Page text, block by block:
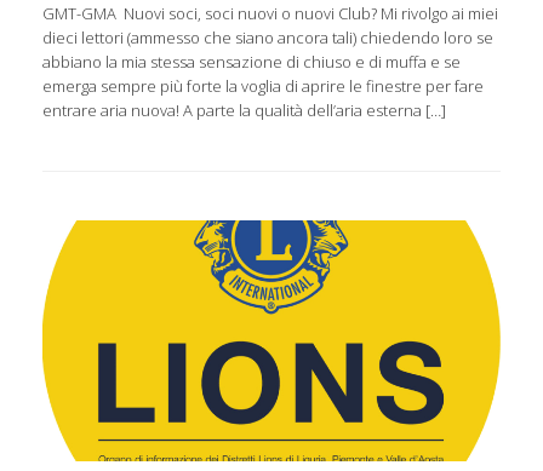
GMT-GMA Nuovi soci, soci nuovi o nuovi Club? Mi rivolgo ai miei
dieci lettori (ammesso che siano ancora tali) chiedendo loro se
abbiano la mia stessa sensazione di chiuso e di muffa e se
emerga sempre più forte la voglia di aprire le finestre per fare
entrare aria nuova! A parte la qualità dell’aria esterna […]